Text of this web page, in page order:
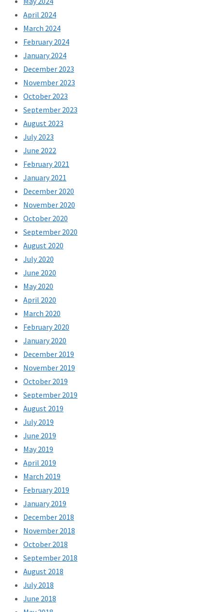
April 2024
March 2024
February 2024
January 2024
December 2023
November 2023
October 2023
September 2023
August 2023
July 2023
June 2022
February 2021
January 2021
December 2020
November 2020
October 2020
September 2020
August 2020
July 2020
June 2020
May 2020
April 2020
March 2020
February 2020
January 2020
December 2019
November 2019
October 2019
September 2019
August 2019
July 2019
June 2019
May 2019
April 2019
March 2019
February 2019
January 2019
December 2018
November 2018
October 2018
September 2018
August 2018
July 2018
June 2018